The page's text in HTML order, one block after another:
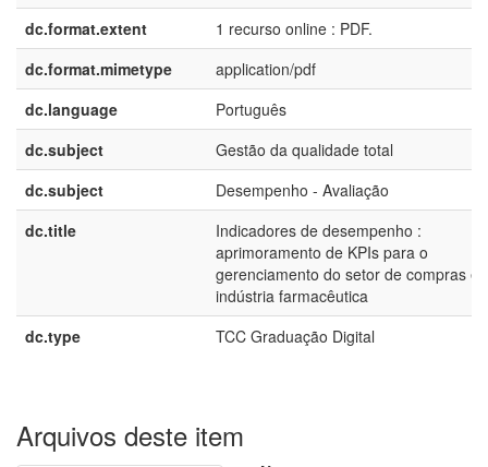
dc.format.extent
1 recurso online : PDF.
dc.format.mimetype
application/pdf
dc.language
Português
dc.subject
Gestão da qualidade total
dc.subject
Desempenho - Avaliação
dc.title
Indicadores de desempenho :
aprimoramento de KPIs para o
gerenciamento do setor de compras
indústria farmacêutica
dc.type
TCC Graduação Digital
Arquivos deste item